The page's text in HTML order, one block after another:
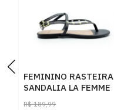
FEMININO RASTEIRA
SANDALIA LA FEMME
131287 VZ SHINE
R$ 189,99